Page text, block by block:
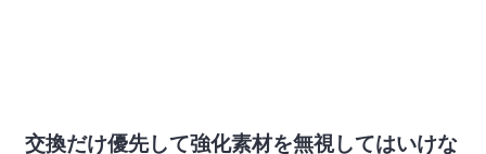
交換だけ優先して強化素材を無視してはいけな